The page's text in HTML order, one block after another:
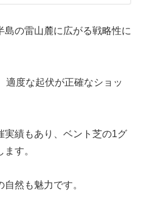
の雷山麓に広がる戦略性に
適度な起伏が正確なショッ
実績もあり、ベント芝の1グ
す。
然も魅力です。